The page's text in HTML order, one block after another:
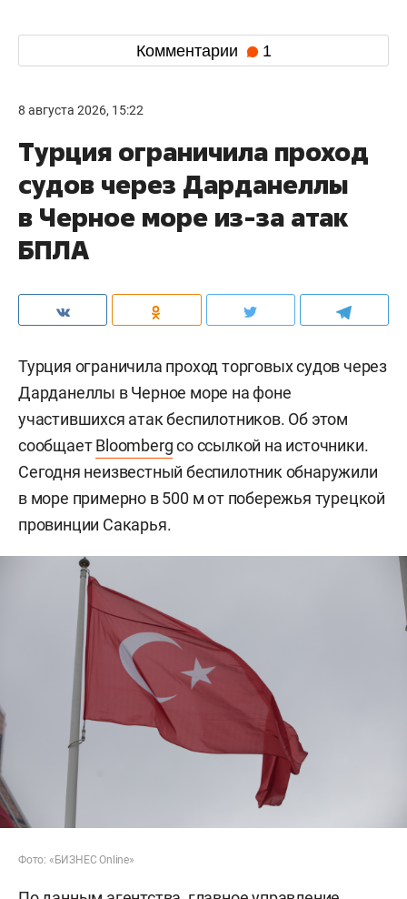
Комментарии 1
8 августа 2026, 15:22
Турция ограничила проход
судов через Дарданеллы
в Черное море из-за атак
БПЛА
Турция ограничила проход торговых судов через
Дарданеллы в Черное море на фоне
участившихся атак беспилотников. Об этом
сообщаетBloombergсо ссылкой на источники.
Сегодня неизвестный беспилотник обнаружили
в море примерно в 500 м от побережья турецкой
провинции Сакарья.
Фото: «БИЗНЕС Online»